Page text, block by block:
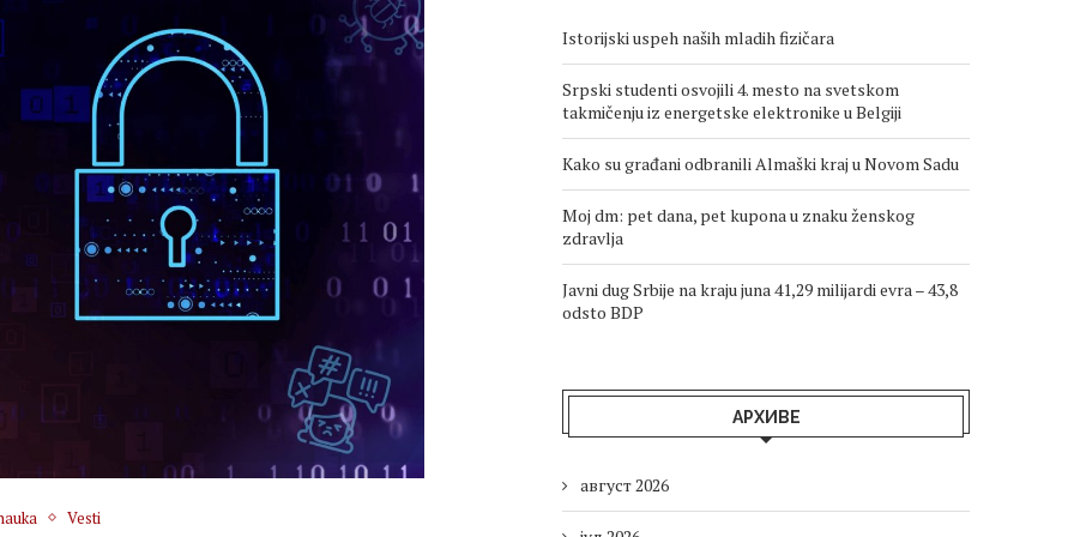
Vesti
Istorijski uspeh naših mladih fizičara
Srpski studenti osvojili 4. mesto na svetskom
takmičenju iz energetske elektronike u Belgiji
Kako su građani odbranili Almaški kraj u Novom Sadu
Moj dm: pet dana, pet kupona u znaku ženskog
zdravlja
Javni dug Srbije na kraju juna 41,29 milijardi evra – 43,8
odsto BDP
АРХИВЕ
август 2026